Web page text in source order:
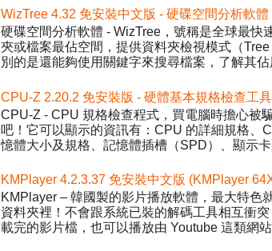
WizTree 4.32 免安裝中文版 - 硬碟空間分析軟體
硬碟空間分析軟體 - WizTree，號稱是全球最
夾或檔案最佔空間，提供資料夾檢視模式（
別的是還能夠使用關鍵字來搜尋檔案，了解其佔
CPU-Z 2.20.2 免安裝版 - 硬體基本規格檢查工具
CPU-Z - CPU 規格檢查程式，買電腦時擔心被
吧！它可以顯示的資訊有：CPU 的詳細規格、
憶體大小及規格、記憶體插槽（SPD）、顯示
KMPlayer 4.2.3.37 免安裝中文版 (KMPlayer
KMPlayer – 韓國製的影片播放軟體，最大特色
資料夾裡！不會跟系統已裝的解碼工具相互衝
載完的影片檔，也可以播放由 Youtube 這類網